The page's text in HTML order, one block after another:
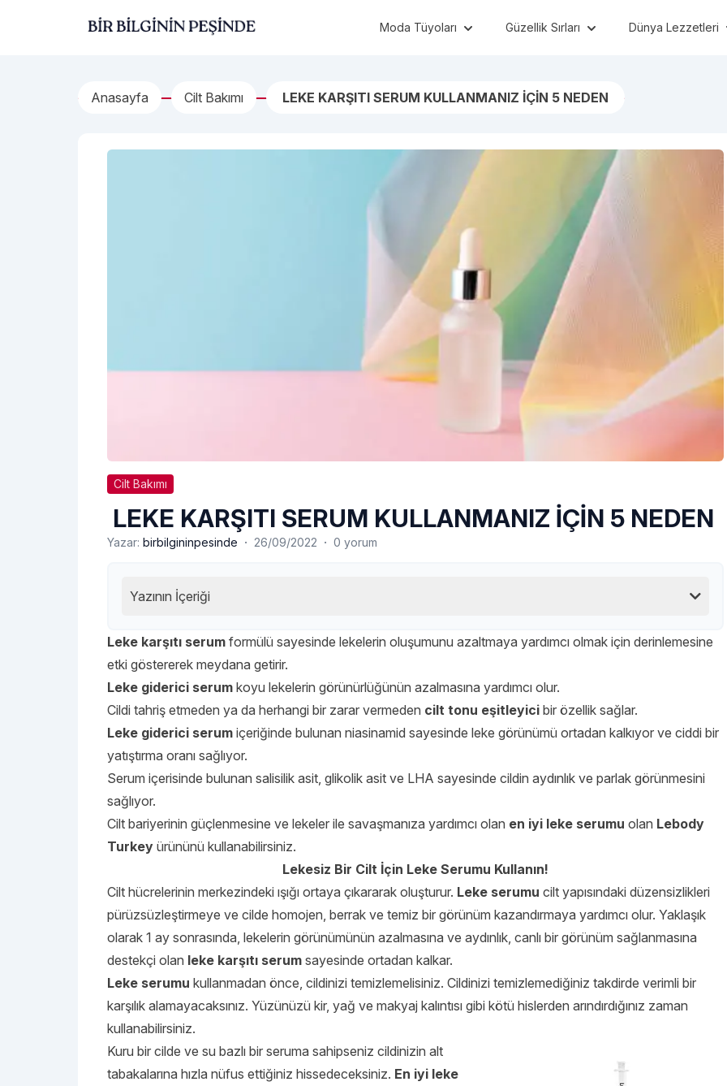
Bir Bilginin Peşinde! Moda Tüyoları Güzellik Sırları Dünya Lezzetleri
Anasayfa Cilt Bakımı LEKE KARŞITI SERUM KULLANMANIZ İÇİN 5 NEDEN
Cilt Bakımı
LEKE KARŞITI SERUM KULLANMANIZ İÇİN 5 NEDEN
Yazar: birbilgininpesinde · 26/09/2022 · 0 yorum
Yazının İçeriği
Leke karşıtı serum formülü sayesinde lekelerin oluşumunu azaltmaya yardımcı olmak için derinlemesine
etki göstererek meydana getirir.
Leke giderici serum koyu lekelerin görünürlüğünün azalmasına yardımcı olur.
Cildi tahriş etmeden ya da herhangi bir zarar vermeden cilt tonu eşitleyici bir özellik sağlar.
Leke giderici serum içeriğinde bulunan niasinamid sayesinde leke görünümü ortadan kalkıyor ve ciddi bir
yatıştırma oranı sağlıyor.
Serum içerisinde bulunan salisilik asit, glikolik asit ve LHA sayesinde cildin aydınlık ve parlak görünmesini
sağlıyor.
Cilt bariyerinin güçlenmesine ve lekeler ile savaşmanıza yardımcı olan en iyi leke serumu olan Lebody
Turkey ürününü kullanabilirsiniz.
Lekesiz Bir Cilt İçin Leke Serumu Kullanın!
Cilt hücrelerinin merkezindeki ışığı ortaya çıkararak oluşturur. Leke serumu cilt yapısındaki düzensizlikleri
pürüzsüzleştirmeye ve cilde homojen, berrak ve temiz bir görünüm kazandırmaya yardımcı olur. Yaklaşık
olarak 1 ay sonrasında, lekelerin görünümünün azalmasına ve aydınlık, canlı bir görünüm sağlanmasına
destekçi olan leke karşıtı serum sayesinde ortadan kalkar.
Leke serumu kullanmadan önce, cildinizi temizlemelisiniz. Cildinizi temizlemediğiniz takdirde verimli bir
karşılık alamayacaksınız. Yüzünüzü kir, yağ ve makyaj kalıntısı gibi kötü hislerden arındırdığınız zaman
kullanabilirsiniz.
Kuru bir cilde ve su bazlı bir seruma sahipseniz cildinizin alt
tabakalarına hızla nüfus ettiğiniz hissedeceksiniz. En iyi leke